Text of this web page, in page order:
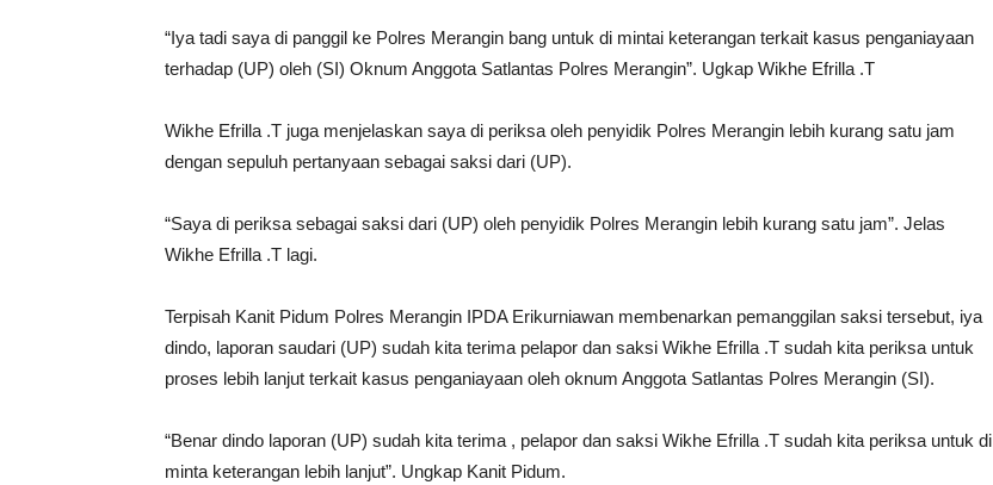
“Iya tadi saya di panggil ke Polres Merangin bang untuk di mintai keterangan terkait kasus penganiayaan
terhadap (UP) oleh (SI) Oknum Anggota Satlantas Polres Merangin”. Ugkap Wikhe Efrilla .T
Wikhe Efrilla .T juga menjelaskan saya di periksa oleh penyidik Polres Merangin lebih kurang satu jam
dengan sepuluh pertanyaan sebagai saksi dari (UP).
“Saya di periksa sebagai saksi dari (UP) oleh penyidik Polres Merangin lebih kurang satu jam”. Jelas
Wikhe Efrilla .T lagi.
Terpisah Kanit Pidum Polres Merangin IPDA Erikurniawan membenarkan pemanggilan saksi tersebut, iya
dindo, laporan saudari (UP) sudah kita terima pelapor dan saksi Wikhe Efrilla .T sudah kita periksa untuk
proses lebih lanjut terkait kasus penganiayaan oleh oknum Anggota Satlantas Polres Merangin (SI).
“Benar dindo laporan (UP) sudah kita terima , pelapor dan saksi Wikhe Efrilla .T sudah kita periksa untuk di
minta keterangan lebih lanjut”. Ungkap Kanit Pidum.